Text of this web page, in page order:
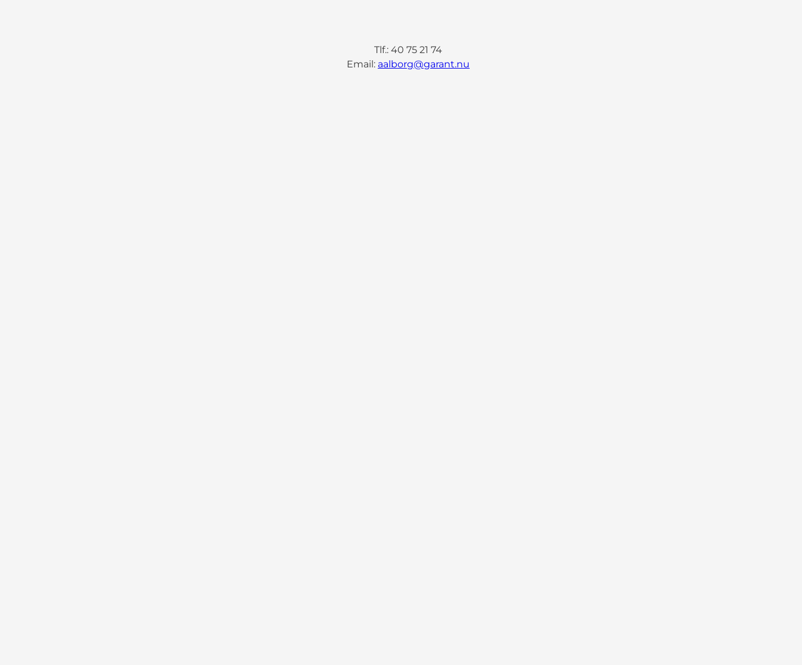
Tlf.: 40 75 21 74
Email: aalborg@garant.nu